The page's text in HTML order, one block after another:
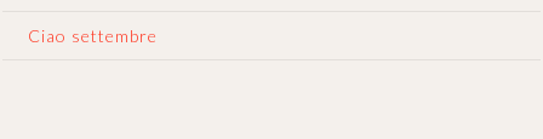
Ciao settembre